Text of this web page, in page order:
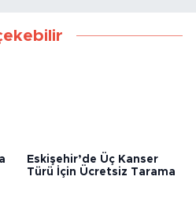
Eskişehir’de Üç Kanser